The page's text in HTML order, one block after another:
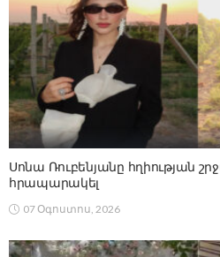
Սոնա Ռուբենյանը հղիության
հրապարակել
07 Օգոստոս, 2026